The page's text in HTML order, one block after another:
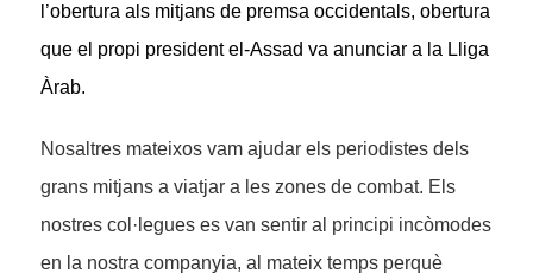
l’obertura als mitjans de premsa occidentals, obertura
que el propi president el-Assad va anunciar a la Lliga
Àrab.
Nosaltres mateixos vam ajudar els periodistes dels
grans mitjans a viatjar a les zones de combat. Els
nostres col·legues es van sentir al principi incòmodes
en la nostra companyia, al mateix temps perquè